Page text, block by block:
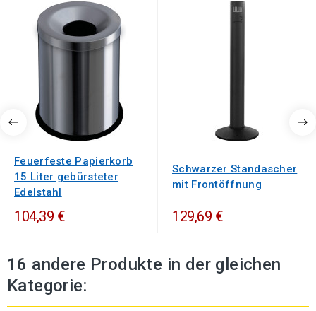
Feuerfeste Papierkorb
15 Liter gebürsteter
Edelstahl
104,39 €
Schwarzer Standascher
mit Frontöffnung
129,69 €
16 andere Produkte in der gleichen
Kategorie: